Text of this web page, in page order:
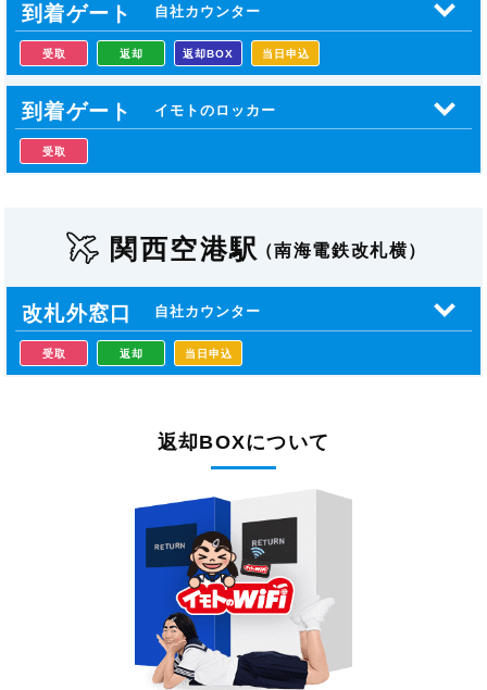
到着ゲート 自社カウンター
受取 返却 返却BOX 当日申込
到着ゲート イモトのロッカー
受取
関西空港駅（南海電鉄改札横）
改札外窓口 自社カウンター
受取 返却 当日申込
返却BOXについて